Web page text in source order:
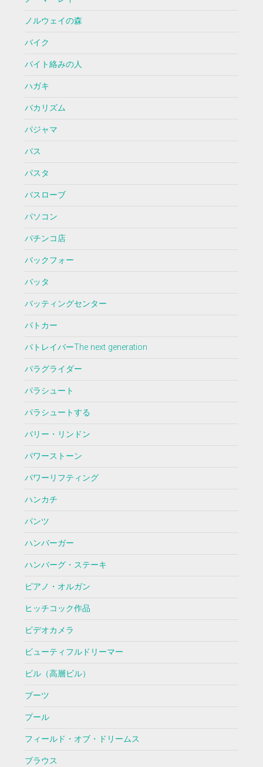
ノルウェイの森
バイク
バイト絡みの人
ハガキ
バカリズム
パジャマ
バス
パスタ
バスローブ
パソコン
パチンコ店
バックフォー
バッタ
バッティングセンター
パトカー
パトレイバーThe next generation
パラグライダー
パラシュート
パラシュートする
バリー・リンドン
パワーストーン
パワーリフティング
ハンカチ
パンツ
ハンバーガー
ハンバーグ・ステーキ
ピアノ・オルガン
ヒッチコック作品
ビデオカメラ
ビューティフルドリーマー
ビル（高層ビル）
ブーツ
プール
フィールド・オブ・ドリームス
ブラウス